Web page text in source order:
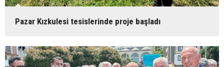
Pazar Kızkulesi tesislerinde proje başladı